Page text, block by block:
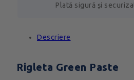
Plată sigură și
Descriere
Rigleta Green Paste